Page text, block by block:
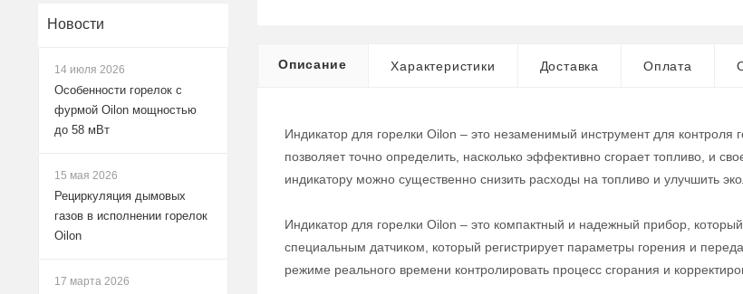
Описание Характеристики Доставка Оплата
Индикатор для горелки Oilon – это незаменимый инструмент для
позволяет точно определить, насколько эффективно сгорает топливо, и
индикатору можно существенно снизить расходы на топливо и улучшить
Индикатор для горелки Oilon – это компактный и надежный прибор,
специальным датчиком, который регистрирует параметры горения и
режиме реального времени контролировать процесс сгорания и
Новости
14 июля 2026
Особенности горелок с
фурмой Oilon мощностью
до 58 мВт
15 мая 2026
Рециркуляция дымовых
газов в исполнении горелок
Oilon
17 марта 2026